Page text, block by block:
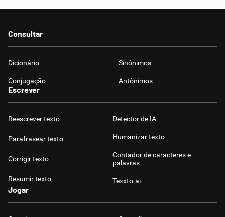
Consultar
Dicionário Sinônimos
Conjugação Antônimos
Escrever
Reescrever texto
Parafrasear texto
Corrigir texto
Resumir texto
Detector de IA
Humanizar texto
Contador de caracteres e
palavras
Texxto.ai
Jogar